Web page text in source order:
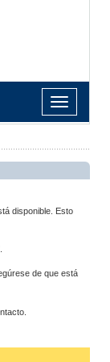
Toggle
navigation
disponible. Esto
de que está